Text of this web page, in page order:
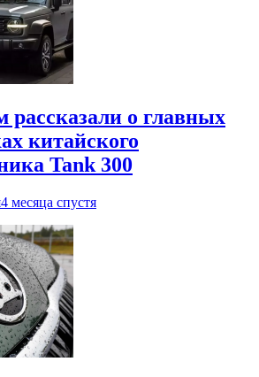
рассказали о главных
китайского
Tank 300
4 месяца спустя